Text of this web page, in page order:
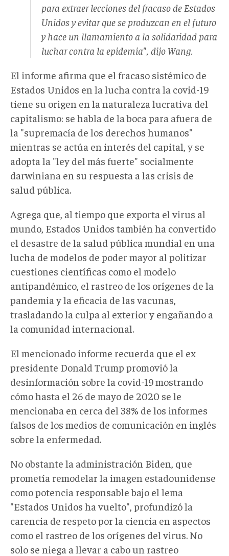
para extraer lecciones del fracaso de Estados
Unidosy evitar que se produzcan en el futuro
y hace un llamamiento a la solidaridad para
luchar contra la epidemia" , dijo Wang.
El informe afirma que el fracaso sistémico de
Estados Unidos en la lucha contra la covid-19
tiene su origen en la naturaleza lucrativa del
capitalismo: se habla de la boca para afuera de
la "supremacía de los derechos humanos"
mientras se actúa en interés del capital, y se
adopta la "ley del más fuerte" socialmente
darwiniana en su respuesta a las crisis de
salud pública.
Agrega que, al tiempo que exporta el virus al
mundo, Estados Unidos también ha convertido
el desastre de la salud pública mundial en una
lucha de modelos de poder mayor al politizar
cuestiones científicas como el modelo
antipandémico, el rastreo de los orígenes de la
pandemia y la eficacia de las vacunas,
trasladando la culpa al exterior y engañando a
la comunidad internacional.
El mencionado informe recuerda que el ex
presidente Donald Trump promovió la
desinformación sobre la covid-19 mostrando
cómo hasta el 26 de mayo de 2020 se le
mencionaba en cerca del 38% de los informes
falsos de los medios de comunicación en inglés
sobre la enfermedad.
No obstante la administración Biden, que
prometía remodelar la imagen estadounidense
como potencia responsable bajo el lema
"Estados Unidos ha vuelto", profundizó la
carencia de respeto por la ciencia en aspectos
como el rastreo de los orígenes del virus. No
solo se niega a llevar a cabo un rastreo